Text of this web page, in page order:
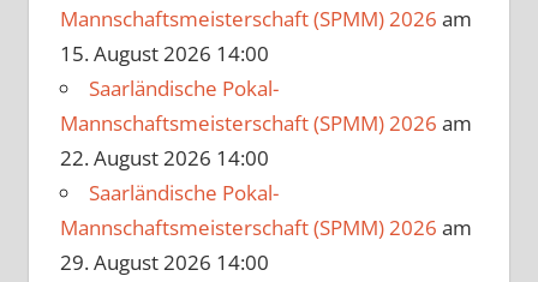
Mannschaftsmeisterschaft (SPMM) 2026 am
15. August 2026 14:00
Saarländische Pokal-
Mannschaftsmeisterschaft (SPMM) 2026 am
22. August 2026 14:00
Saarländische Pokal-
Mannschaftsmeisterschaft (SPMM) 2026 am
29. August 2026 14:00